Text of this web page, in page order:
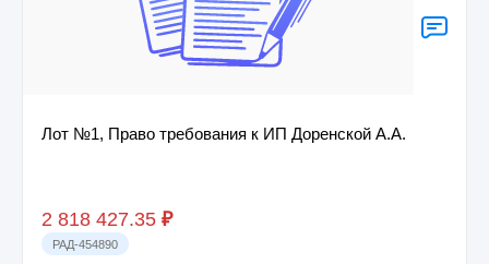
Лот №1, Право требования к ИП Доренской А.А.
2 818 427.35 ₽
РАД-454890